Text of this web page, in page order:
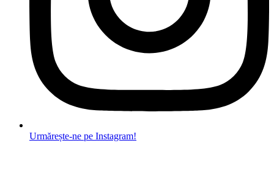
Urmărește-ne pe Instagram!